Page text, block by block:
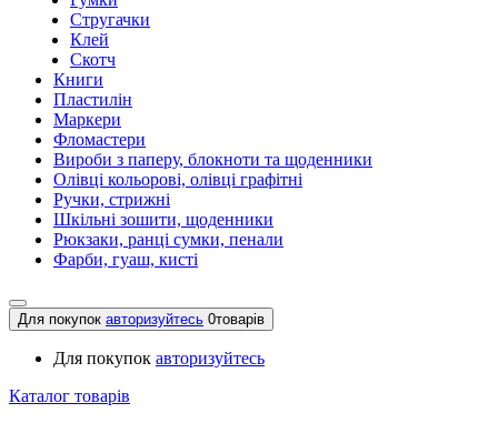
Стругачки
Клей
Скотч
Книги
Пластилін
Маркери
Фломастери
Вироби з паперу, блокноти та щоденники
Олівці кольорові, олівці графітні
Ручки, стрижні
Шкільні зошити, щоденники
Рюкзаки, ранці сумки, пенали
Фарби, гуаш, кисті
Для покупок авторизуйтесь 0товарів
Для покупок авторизуйтесь
Каталог товарів